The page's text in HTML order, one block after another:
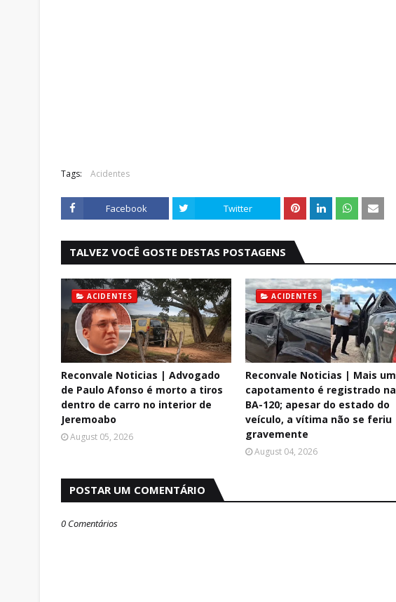
Tags: Acidentes
Facebook Twitter
TALVEZ VOCÊ GOSTE DESTAS POSTAGENS
ACIDENTES
Reconvale Noticias | Advogado
de Paulo Afonso é morto a tiros
dentro de carro no interior de
Jeremoabo
August 05, 2026
ACIDENTES
Reconvale Noticias | Mais um
capotamento é registrado na
BA-120; apesar do estado do
veículo, a vítima não se feriu
gravemente
August 04, 2026
POSTAR UM COMENTÁRIO
0 Comentários